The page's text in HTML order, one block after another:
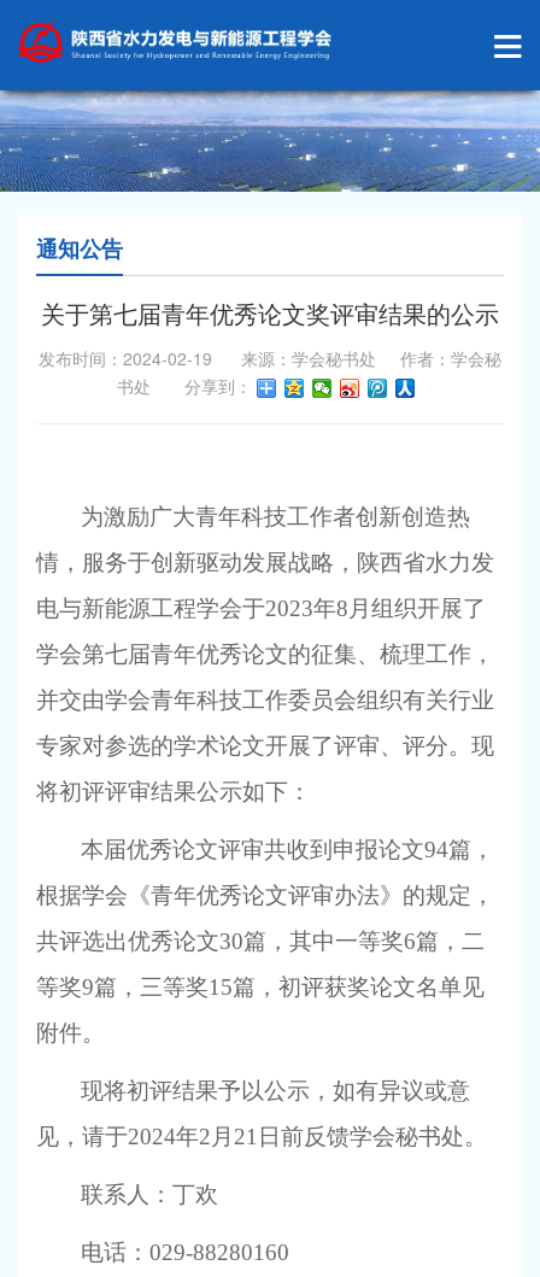
通知公告
关于第七届青年优秀论文奖评审结果的公示
发布时间：2024-02-19 来源：学会秘书处 作者：学会秘
书处 分享到：
为激励广大青年科技工作者创新创造热
情，服务于创新驱动发展战略，陕西省水力发
电与新能源工程学会于2023年8 月 组织开展了
学会第七届青年优秀论文的征集、 梳理工作 ，
并交由学会青年科技工作委员会组织有关行业
专家对参选的学术论文开展了评审、 评分。现
将初评评审结果公示如下 ：
本届优秀论文评审共收到申报论文94篇，
根据学会《青年优秀论文评审办法》的规定，
共评选出优秀论文30篇，其中一等奖6篇，二
等奖9篇，三等奖15篇，初评获奖论文名单见
附件。
现将初评结果予以公示，如有异议或意
见， 请于2024年2 月 21 日前反馈学会秘书处。
联系人：丁欢
电话： 029-88280160